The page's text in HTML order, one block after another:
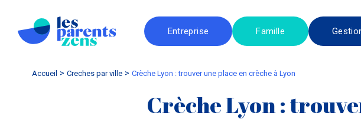
Entreprise Famille
Accueil creches par ville Crèche Lyon : trouver une place en crèche à Lyon
Crèche Lyon :